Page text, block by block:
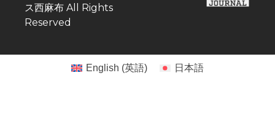
ス西麻布 All Rights
Reserved
English (英語) 日本語